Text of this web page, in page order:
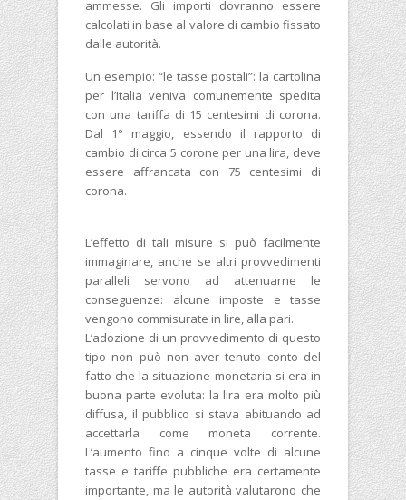
ammesse. Gli importi dovranno essere
calcolati in base al valore di cambio fissato
dalle autorità.
Un esempio: “le tasse postali”: la cartolina
per l’Italia veniva comunemente spedita
con una tariffa di 15 centesimi di corona.
Dal 1° maggio, essendo il rapporto di
cambio di circa 5 corone per una lira, deve
essere affrancata con 75 centesimi di
corona.
L’effetto di tali misure si può facilmente
immaginare, anche se altri provvedimenti
paralleli servono ad attenuarne le
conseguenze: alcune imposte e tasse
vengono commisurate in lire, alla pari.
L’adozione di un provvedimento di questo
tipo non può non aver tenuto conto del
fatto che la situazione monetaria si era in
buona parte evoluta: la lira era molto più
diffusa, il pubblico si stava abituando ad
accettarla come moneta corrente.
L’aumento fino a cinque volte di alcune
tasse e tariffe pubbliche era certamente
importante, ma le autorità valutarono che